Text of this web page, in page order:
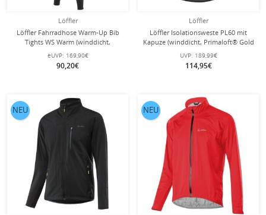
Löffler
Löffler Fahrradhose Warm-Up Bib
Tights WS Warm (winddicht,
atmungsaktiv) lang schwarz Herren
eUVP: 169,90€
90,20€
Löffler
Löffler Isolationsweste PL60 mit
Kapuze (winddicht, Primaloft® Gold
Isolation) schwarz Herren
UVP: 189,99€
114,95€
NEU NEU